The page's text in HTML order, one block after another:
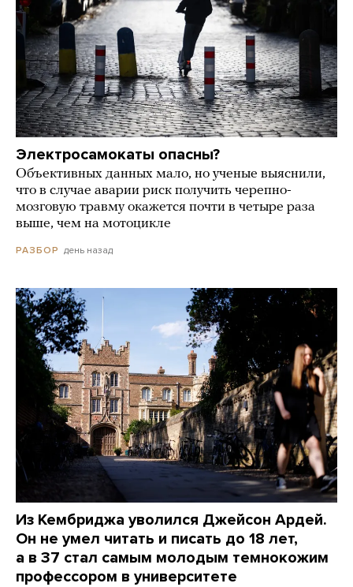
Электросамокаты опасны?
Объективных данных мало, но ученые выяснили,
что в случае аварии риск получить черепно-
мозговую травму окажется почти в четыре раза
выше, чем на мотоцикле
РАЗБОР день назад
Из Кембриджа уволился Джейсон Ардей.
Он не умел читать и писать до 18 лет,
а в 37 стал самым молодым темнокожим
профессором в университете